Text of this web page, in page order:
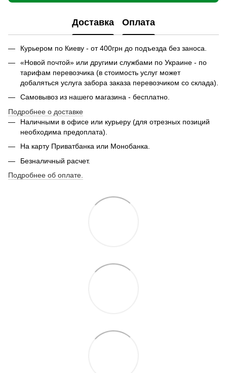
Доставка Оплата
Курьером по Киеву - от 400грн до подъезда без заноса.
«Новой почтой» или другими службами по Украине - по
тарифам перевозчика (в стоимость услуг может
добаляться услуга забора заказа перевозчиком со склада).
Самовывоз из нашего магазина - бесплатно.
Подробнее о доставке
Наличными в офисе или курьеру (для отрезных позиций
необходима предоплата).
На карту Приватбанка или Монобанка.
Безналичный расчет.
Подробнее об оплате.